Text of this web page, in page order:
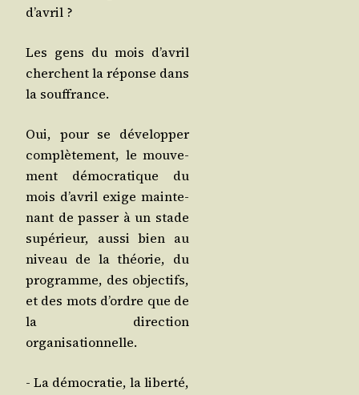
d’avril ?
Les gens du mois d’a­vril
cherchent la réponse dans
la souffrance.
Oui, pour se déve­lop­per
com­plè­te­ment, le mou­ve­
ment démo­cra­tique du
mois d’a­vril exige main­te­
nant de pas­ser à un stade
supé­rieur, aus­si bien au
niveau de la théo­rie, du
pro­gramme, des objec­tifs,
et des mots d’ordre que de
la direc­tion
organisationnelle.
- La démo­cra­tie, la liber­té,